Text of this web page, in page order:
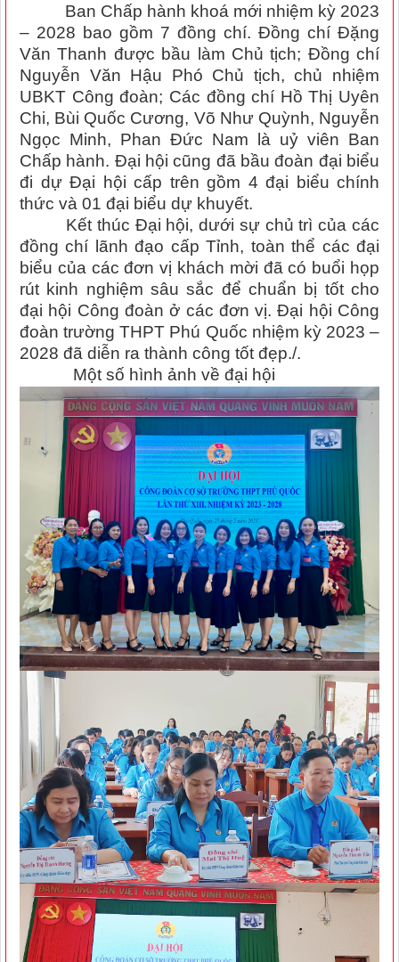
Ban Chấp hành khoá mới nhiệm kỳ 2023
– 2028 bao gồm 7 đồng chí. Đồng chí Đặng
Văn Thanh được bầu làm Chủ tịch; Đồng chí
Nguyễn Văn Hậu Phó Chủ tịch, chủ nhiệm
UBKT Công đoàn; Các đồng chí Hồ Thị Uyên
Chi, Bùi Quốc Cương, Võ Như Quỳnh, Nguyễn
Ngọc Minh, Phan Đức Nam là uỷ viên Ban
Chấp hành. Đại hội cũng đã bầu đoàn đại biểu
đi dự Đại hội cấp trên gồm 4 đại biểu chính
thức và 01 đại biểu dự khuyết.
Kết thúc Đại hội, dưới sự chủ trì của các
đồng chí lãnh đạo cấp Tỉnh, toàn thể các đại
biểu của các đơn vị khách mời đã có buổi họp
rút kinh nghiệm sâu sắc để chuẩn bị tốt cho
đại hội Công đoàn ở các đơn vị. Đại hội Công
đoàn trường THPT Phú Quốc nhiệm kỳ 2023 –
2028 đã diễn ra thành công tốt đẹp./.
Một số hình ảnh về đại hội